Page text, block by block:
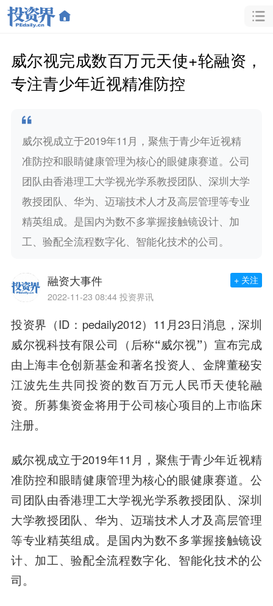
威尔视完成数百万元天使+轮融资，
专注青少年近视精准防控
威尔视成立于2019年11月，聚焦于青少年近视精
准防控和眼睛健康管理为核心的眼健康赛道。公司
团队由香港理工大学视光学系教授团队、深圳大学
教授团队、华为、迈瑞技术人才及高层管理等专业
精英组成。是国内为数不多掌握接触镜设计、加
工、验配全流程数字化、智能化技术的公司。
融资大事件
2022-11-23 08:44 投资界讯
+ 关注
投资界（ID：pedaily2012）11月23日消息，深圳
威尔视科技有限公司（后称“威尔视”）宣布完成
由上海丰仓创新基金和著名投资人、金牌董秘安
江波先生共同投资的数百万元人民币天使轮融
资。所募集资金将用于公司核心项目的上市临床
注册。
威尔视成立于2019年11月 ，聚焦于青少年近视精
准防控和眼睛健康管理为核心的眼健康赛道。公
司团队由香港理工大学视光学系教授团队、深圳
大学教授团队、华为、迈瑞技术人才及高层管理
等专业精英组成。是国内为数不多掌握接触镜设
计、加工、验配全流程数字化、智能化技术的公
司。